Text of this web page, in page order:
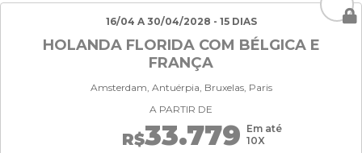
16/04 A 30/04/2028 - 15 DIAS
HOLANDA FLORIDA COM BÉLGICA E
FRANÇA
Amsterdam, Antuérpia, Bruxelas, Paris
A PARTIR DE
R$33.779 Em até
10X